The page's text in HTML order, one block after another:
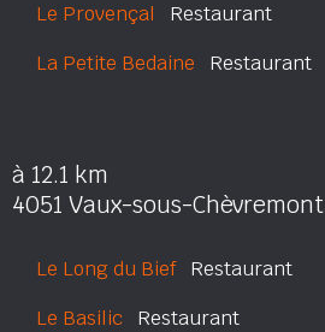
Le Provençal Restaurant
La Petite Bedaine Restaurant
à 12.1 km
4051 Vaux-sous-Chèvremont
Le Long du BiefRestaurant
Le Basilic Restaurant